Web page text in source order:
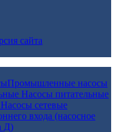
Промышленные насосы
Насосы питательные
Насосы сетевые